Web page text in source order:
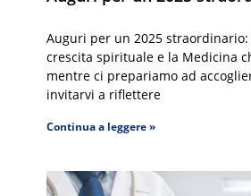
Auguri per un 2025 straordinario:
crescita spirituale e la Medicina
mentre ci prepariamo ad
invitarvi a riflettere
Continua a leggere »